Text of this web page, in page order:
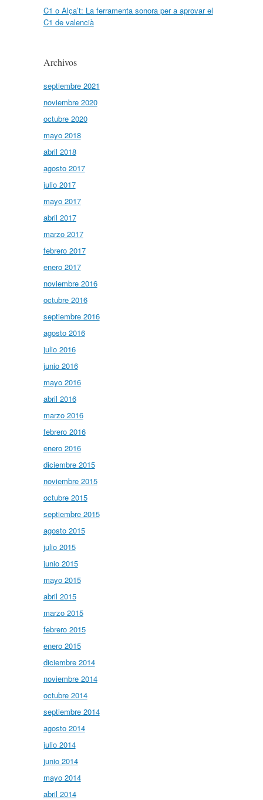
C1 o Alça’t: La ferramenta sonora per a aprovar el
C1 de valencià
Archivos
septiembre 2021
noviembre 2020
octubre 2020
mayo 2018
abril 2018
agosto 2017
julio 2017
mayo 2017
abril 2017
marzo 2017
febrero 2017
enero 2017
noviembre 2016
octubre 2016
septiembre 2016
agosto 2016
julio 2016
junio 2016
mayo 2016
abril 2016
marzo 2016
febrero 2016
enero 2016
diciembre 2015
noviembre 2015
octubre 2015
septiembre 2015
agosto 2015
julio 2015
junio 2015
mayo 2015
abril 2015
marzo 2015
febrero 2015
enero 2015
diciembre 2014
noviembre 2014
octubre 2014
septiembre 2014
agosto 2014
julio 2014
junio 2014
mayo 2014
abril 2014